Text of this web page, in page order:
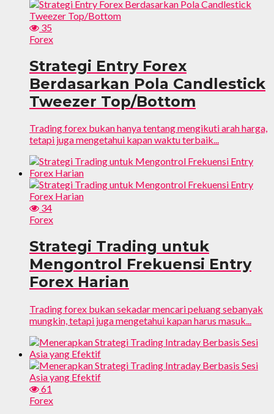
35
Forex
Strategi Entry Forex
Berdasarkan Pola Candlestick
Tweezer Top/Bottom
Trading forex bukan hanya tentang mengikuti arah harga,
tetapi juga mengetahui kapan waktu terbaik...
34
Forex
Strategi Trading untuk
Mengontrol Frekuensi Entry
Forex Harian
Trading forex bukan sekadar mencari peluang sebanyak
mungkin, tetapi juga mengetahui kapan harus masuk...
61
Forex